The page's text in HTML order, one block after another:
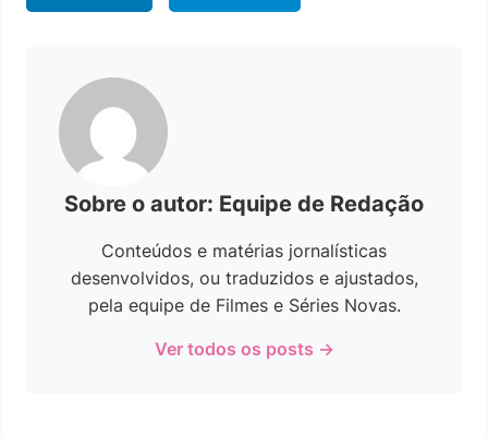
Sobre o autor: Equipe de Redação
Conteúdos e matérias jornalísticas
desenvolvidos, ou traduzidos e ajustados,
pela equipe de Filmes e Séries Novas.
Ver todos os posts →